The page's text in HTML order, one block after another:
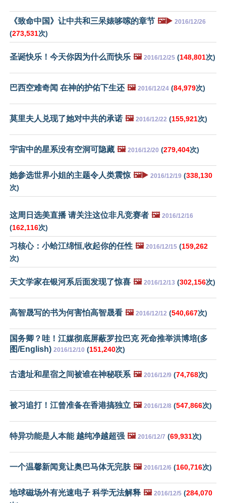
《致命中国》让中共和三呆婊哆嗦的章节 🖼️▶️ 2016/12/26
(273,531次)
圣诞快乐！今天你因为什么而快乐 🖼️ 2016/12/25 (148,801次)
巴西空难奇闻 在神的护佑下生还 🖼️ 2016/12/24 (84,979次)
莫里夫人兑现了她对中共的承诺 🖼️ 2016/12/22 (155,921次)
宇宙中的星系没有空洞可隐藏 🖼️ 2016/12/20 (279,404次)
她参选世界小姐的主题令人类震惊 🖼️▶️ 2016/12/19 (338,130
次)
这周日选美直播 请关注这位非凡竞赛者 🖼️ 2016/12/16
(162,116次)
习核心：小蛤江绵恒,收起你的任性 🖼️ 2016/12/15 (159,262
次)
天文学家在银河系后面发现了惊喜 🖼️ 2016/12/13 (302,156次)
高智晟写的书为何害怕高智晟看 🖼️ 2016/12/12 (540,667次)
国务卿？哇！江媒彻底屏蔽罗拉巴克 死命推举洪博培(多
图/English) 2016/12/10 (151,240次)
古遗址和星宿之间被谁在神秘联系 🖼️ 2016/12/9 (74,768次)
被习追打！江曾准备在香港搞独立 🖼️ 2016/12/8 (547,866次)
特异功能是人本能 越纯净越超强 🖼️ 2016/12/7 (69,931次)
一个温馨新闻竟让奥巴马体无完肤 🖼️ 2016/12/6 (160,716次)
地球磁场外有光速电子 科学无法解释 🖼️ 2016/12/5 (284,070